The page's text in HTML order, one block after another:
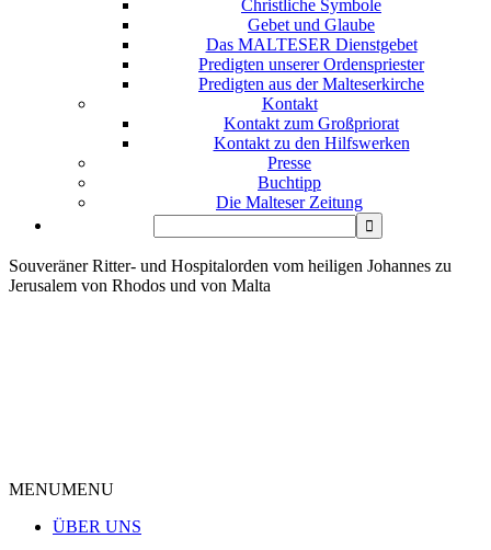
Christliche Symbole
Gebet und Glaube
Das MALTESER Dienstgebet
Predigten unserer Ordenspriester
Predigten aus der Malteserkirche
Kontakt
Kontakt zum Großpriorat
Kontakt zu den Hilfswerken
Presse
Buchtipp
Die Malteser Zeitung
Souveräner Ritter- und Hospitalorden vom heiligen Johannes zu
Jerusalem von Rhodos und von Malta
MENUMENU
ÜBER UNS